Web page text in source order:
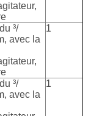
³/
avec la
1
³/
avec la
1